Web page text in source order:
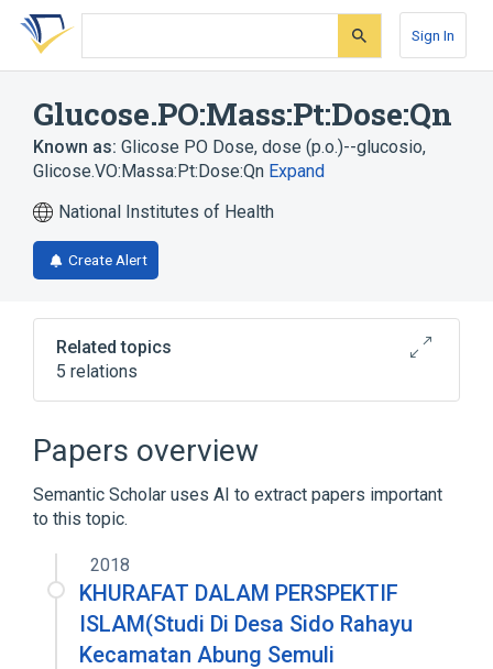
Skip
search
Skip
Skip
account
Sign In
Glucose.PO:Mass:Pt:Dose:Qn
Known as: Glicose PO Dose, dose (p.o.)--glucosio,
Glicose.VO:Massa:Pt:Dose:Qn Expand
National Institutes of Health
Create Alert
Related topics
5 relations
Dosage
Drug dose (for transmitting doses for
pharmacokinetics)
Glucose
Mass, a measure of quantity of matter
Broader(
Glucose challenge panel:-:Pt:Exhl gas:Qn
Papers overview
Semantic Scholar uses AI to extract papers important
to this topic.
2018
KHURAFAT DALAM PERSPEKTIF
ISLAM(Studi Di Desa Sido Rahayu
Kecamatan Abung Semuli